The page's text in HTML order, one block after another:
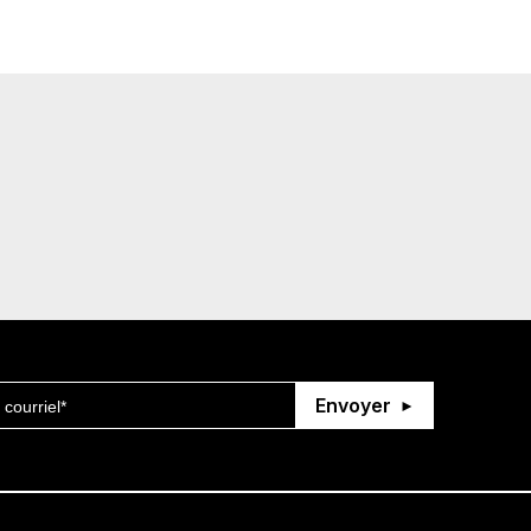
Envoyer